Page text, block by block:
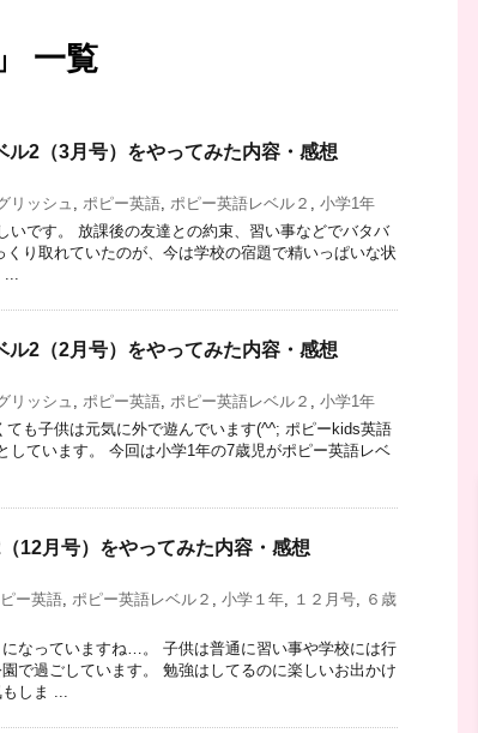
一覧
ル2（3月号）をやってみた内容・感想
リッシュ ポピー英語 ポピー英語レベル２
小学1年
いです。 放課後の友達との約束、習い事などでバタバ
り取れていたのが、今は学校の宿題で精いっぱいな状
ル2（2月号）をやってみた内容・感想
リッシュ ポピー英語 ポピー英語レベル２
小学1年
ても子供は元気に外で遊んでいます(^^; ポピーkids英語
しています。 今回は小学1年の7歳児がポピー英語レベ
12月号）をやってみた内容・感想
ー英語 ポピー英語レベル２ 小学１年 １２月号
６歳
なっていますね…。 子供は普通に習い事や学校には行
で過ごしています。 勉強はしてるのに楽しいお出かけ
しま ...